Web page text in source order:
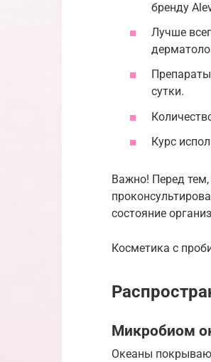
бренду
Лучше
сутки.
Курс
Важно! Перед тем,
состояние
Косметика с
Микробиом
Океаны